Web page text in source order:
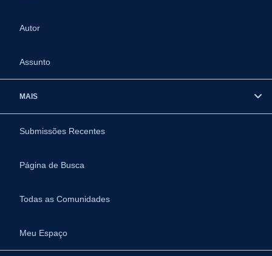
Autor
Assunto
MAIS
Submissões Recentes
Página de Busca
Todas as Comunidades
Meu Espaço